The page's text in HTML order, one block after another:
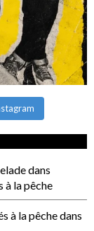
dans
à la pêche
à la pêchedans